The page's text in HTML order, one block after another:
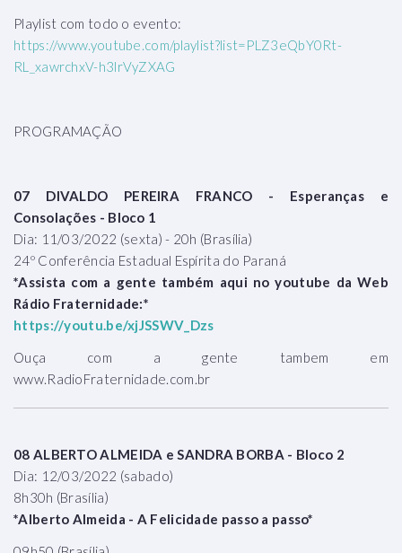
Playlist com todo o evento:
https://www.youtube.com/playlist?list=PLZ3eQbY0Rt-
RL_xawrchxV-h3lrVyZXAG
PROGRAMAÇÃO
07 DIVALDO PEREIRA FRANCO - Esperanças e
Consolações - Bloco 1
Dia: 11/03/2022 (sexta) - 20h (Brasília)
24º Conferência Estadual Espírita do Paraná
*Assista com a gente também aqui no youtube da Web
Rádio Fraternidade:*
https://youtu.be/xjJSSWV_Dzs
Ouça com a gente tambem em
www.RadioFraternidade.com.br
08 ALBERTO ALMEIDA e SANDRA BORBA - Bloco 2
Dia: 12/03/2022 (sabado)
8h30h (Brasília)
*Alberto Almeida - A Felicidade passo a passo*